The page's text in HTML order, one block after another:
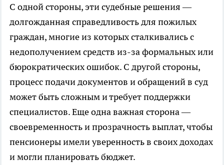
С одной стороны, эти судебные решения —
долгожданная справедливость для пожилых
граждан, многие из которых сталкивались с
недополучением средств из-за формальных или
бюрократических ошибок. С другой стороны,
процесс подачи документов и обращений в суд
может быть сложным и требует поддержки
специалистов. Еще одна важная сторона —
своевременность и прозрачность выплат, чтобы
пенсионеры имели уверенность в своих доходах
и могли планировать бюджет.